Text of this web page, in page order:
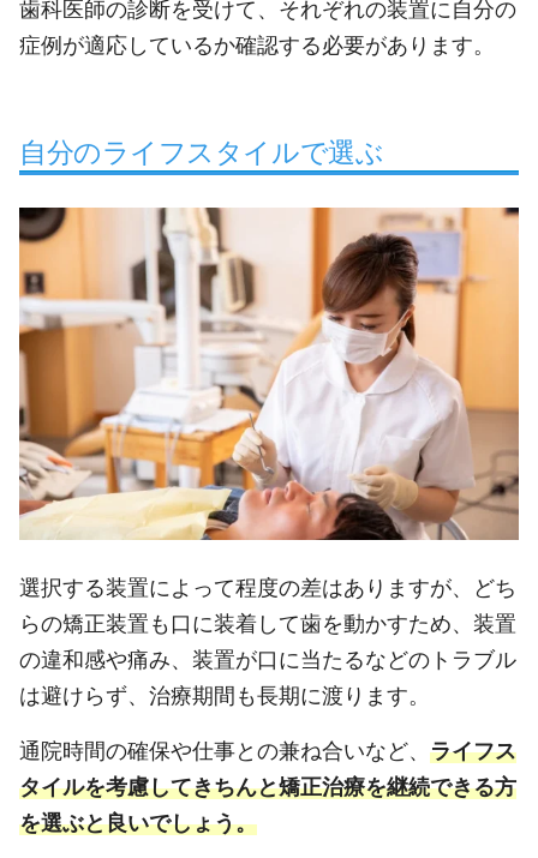
歯科医師の診断を受けて、それぞれの装置に自分の
症例が適応しているか確認する必要があります。
自分のライフスタイルで選ぶ
選択する装置によって程度の差はありますが、どち
らの矯正装置も口に装着して歯を動かすため、装置
の違和感や痛み、装置が口に当たるなどのトラブル
は避けらず、治療期間も長期に渡ります。
通院時間の確保や仕事との兼ね合いなど、 ライフス
タイルを考慮してきちんと矯正治療を継続できる方
を選ぶと良いでしょう。